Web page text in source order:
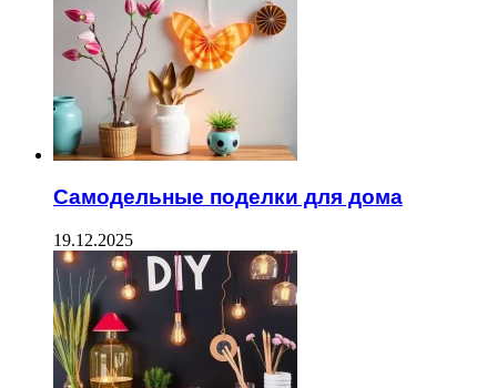
Самодельные поделки для дома
19.12.2025